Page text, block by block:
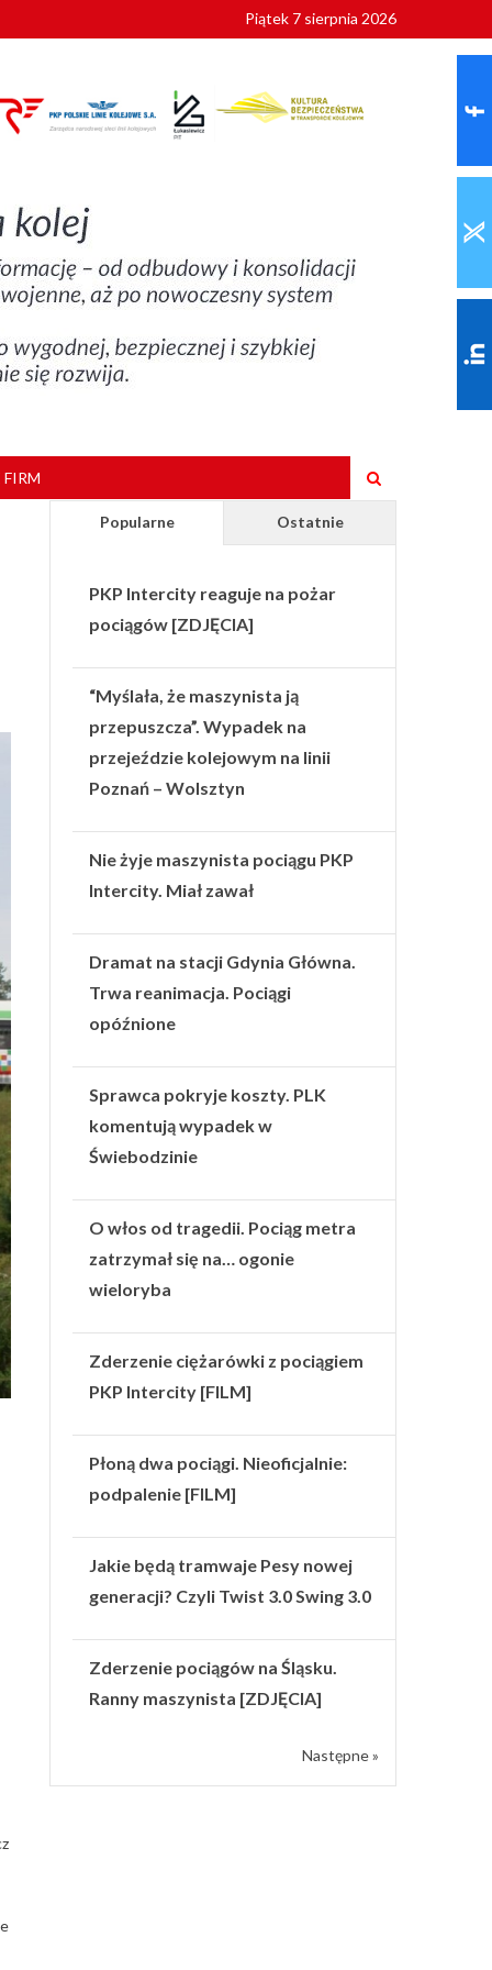
Piątek 7 sierpnia 2026
FIRM
Popularne Ostatnie
PKP Intercity reaguje na pożar
pociągów [ZDJĘCIA]
“Myślała, że maszynista ją
przepuszcza”. Wypadek na
przejeździe kolejowym na linii
Poznań – Wolsztyn
Nie żyje maszynista pociągu PKP
Intercity. Miał zawał
Dramat na stacji Gdynia Główna.
Trwa reanimacja. Pociągi
opóźnione
Sprawca pokryje koszty. PLK
komentują wypadek w
Świebodzinie
O włos od tragedii. Pociąg metra
zatrzymał się na… ogonie
wieloryba
Zderzenie ciężarówki z pociągiem
PKP Intercity [FILM]
Płoną dwa pociągi. Nieoficjalnie:
podpalenie [FILM]
Jakie będą tramwaje Pesy nowej
generacji? Czyli Twist 3.0 Swing 3.0
Zderzenie pociągów na Śląsku.
Ranny maszynista [ZDJĘCIA]
Następne »